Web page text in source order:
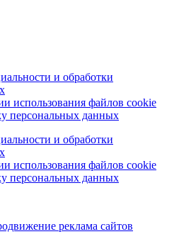
и обработки
использования файлов cookie
персональных данных
и обработки
использования файлов cookie
персональных данных